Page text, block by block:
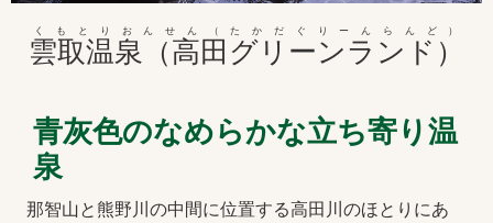
雲取温泉（高田グリーンランド）
くもとりおんせん（たかだぐりーんらんど）
青灰色のなめらかな立ち寄り温
泉
那智山と熊野川の中間に位置する高田川のほとりにあ